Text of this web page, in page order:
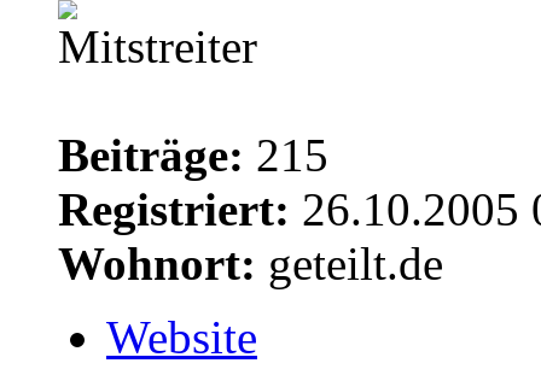
Beiträge: 215
Registriert: 26.10.2005
Wohnort: geteilt.de
Website